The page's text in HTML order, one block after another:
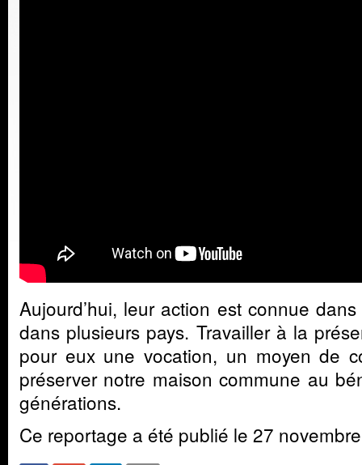
Aujourd’hui, leur action est connue
dans plusieurs pays. Travailler à la
pour eux une vocation, un moyen de
préserver notre maison commune au
générations.
Ce reportage a été publié le 27